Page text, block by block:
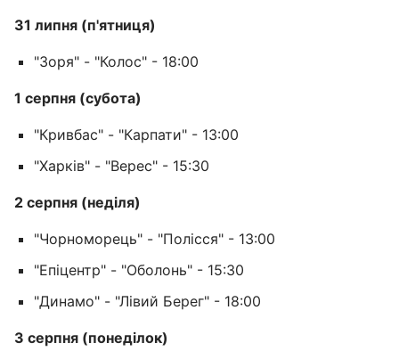
31 липня (п'ятниця)
"Зоря" - "Колос" - 18:00
1 серпня (субота)
"Кривбас" - "Карпати" - 13:00
"Харків" - "Верес" - 15:30
2 серпня (неділя)
"Чорноморець" - "Полісся" - 13:00
"Епіцентр" - "Оболонь" - 15:30
"Динамо" - "Лівий Берег" - 18:00
3 серпня (понеділок)